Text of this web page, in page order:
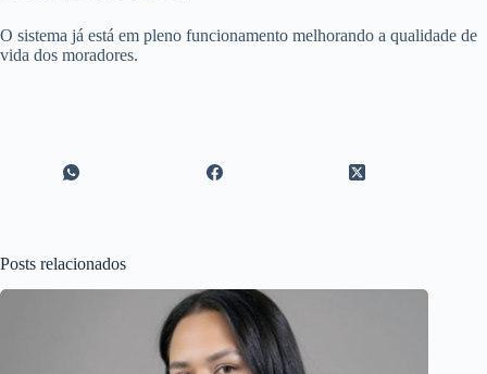
O sistema já está em pleno funcionamento melhorando a qualidade de
vida dos moradores.
Posts relacionados